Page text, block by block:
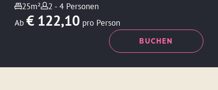
25m²
2 - 4 Personen
Ab € 122,10 pro Person
BUCHEN